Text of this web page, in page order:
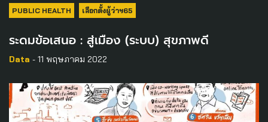
PUBLIC HEALTH เลือกตั้งผู้ว่าฯ65
ระดมข้อเสนอ : สู่เมือง (ระบบ) สุขภาพดี
Data - 11 พฤษภาคม 2022